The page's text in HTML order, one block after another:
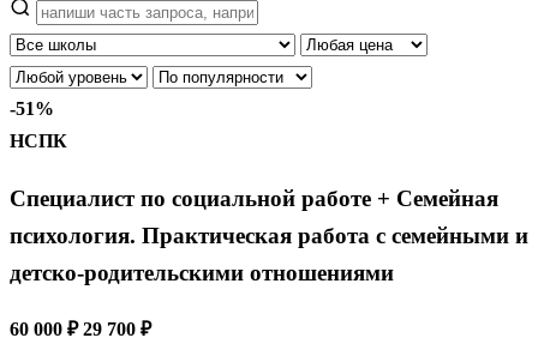
-51%
НСПК
Специалист по социальной работе + Семейная
психология. Практическая работа с семейными и
детско-родительскими отношениями
60 000 ₽ 29 700 ₽